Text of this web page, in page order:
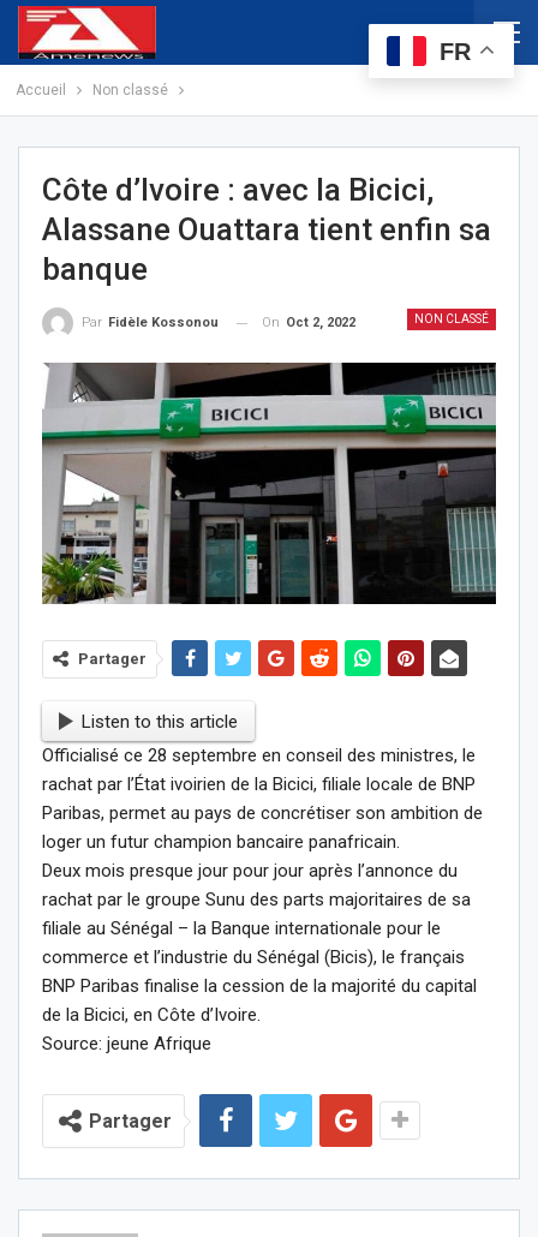
Accueil Non classé
Côte d’Ivoire : avec la Bicici,
Alassane Ouattara tient enfin sa
banque
NON CLASSÉ
Par Fidèle Kossonou On Oct 2, 2022
Partager
Listen to this article
Officialisé ce 28 septembre en conseil des ministres, le
rachat par l’État ivoirien de la Bicici, filiale locale de BNP
Paribas, permet au pays de concrétiser son ambition de
loger un futur champion bancaire panafricain.
Deux mois presque jour pour jour après l’annonce du
rachat par le groupe Sunu des parts majoritaires de sa
filiale au Sénégal – la Banque internationale pour le
commerce et l’industrie du Sénégal (Bicis), le français
BNP Paribas finalise la cession de la majorité du capital
de la Bicici, en Côte d’Ivoire.
Source: jeune Afrique
Partager
FR